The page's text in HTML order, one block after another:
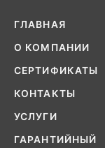
ГЛАВНАЯ
О КОМПАНИИ
СЕРТИФИКАТЫ
КОНТАКТЫ
УСЛУГИ
ГАРАНТИЙНЫЙ